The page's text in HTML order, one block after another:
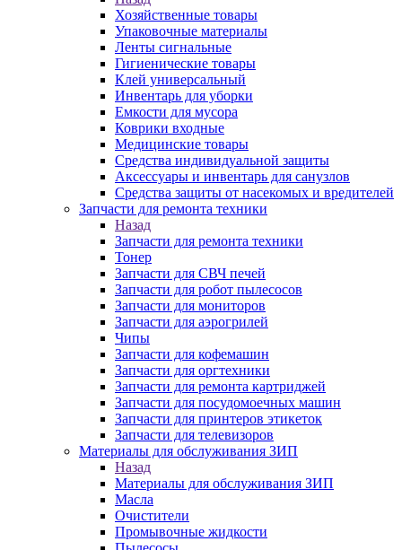
Хозяйственные товары
Упаковочные материалы
Ленты сигнальные
Гигиенические товары
Клей универсальный
Инвентарь для уборки
Емкости для мусора
Коврики входные
Медицинские товары
Средства индивидуальной защиты
Аксессуары и инвентарь для санузлов
Средства защиты от насекомых и вредителей
Запчасти для ремонта техники
Назад
Запчасти для ремонта техники
Тонер
Запчасти для СВЧ печей
Запчасти для робот пылесосов
Запчасти для мониторов
Запчасти для аэрогрилей
Чипы
Запчасти для кофемашин
Запчасти для оргтехники
Запчасти для ремонта картриджей
Запчасти для посудомоечных машин
Запчасти для принтеров этикеток
Запчасти для телевизоров
Материалы для обслуживания ЗИП
Назад
Материалы для обслуживания ЗИП
Масла
Очистители
Промывочные жидкости